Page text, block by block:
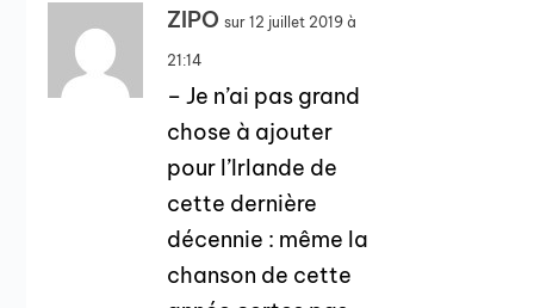
ZIPO sur 12 juillet 2019 à
21:14
– Je n’ai pas grand
chose à ajouter
pour l’Irlande de
cette dernière
décennie : même la
chanson de cette